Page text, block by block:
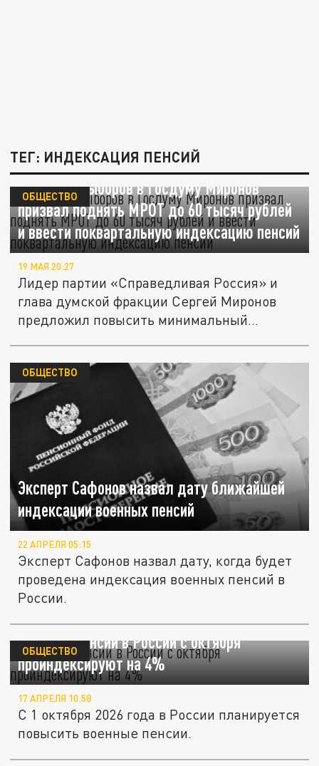
ТЕГ: ИНДЕКСАЦИЯ ПЕНСИЙ
Накануне выборов в Госдуму Миронов
призвал поднять МРОТ до 60 тысяч рублей
и ввести поквартальную индексацию пенсий
ОБЩЕСТВО
19 МАЯ 20:27
Лидер партии «Справедливая Россия» и
глава думской фракции Сергей Миронов
предложил повысить минимальный...
Эксперт Сафонов назвал дату ближайшей
индексации военных пенсий
ОБЩЕСТВО
22 АПРЕЛЯ 05:15
Эксперт Сафонов назвал дату, когда будет
проведена индексация военных пенсий в
России.
Военные пенсии в России с октября
проиндексируют на 4%
ОБЩЕСТВО
17 АПРЕЛЯ 10:58
С 1 октября 2026 года в России планируется
повысить военные пенсии.